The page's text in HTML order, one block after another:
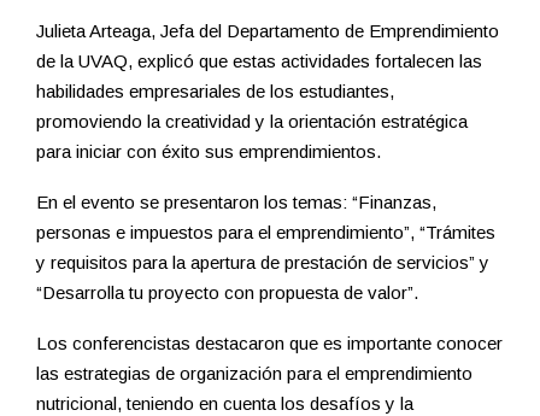
Julieta Arteaga, Jefa del Departamento de Emprendimiento
de la UVAQ, explicó que estas actividades fortalecen las
habilidades empresariales de los estudiantes,
promoviendo la creatividad y la orientación estratégica
para iniciar con éxito sus emprendimientos.
En el evento se presentaron los temas: “Finanzas,
personas e impuestos para el emprendimiento”, “Trámites
y requisitos para la apertura de prestación de servicios” y
“Desarrolla tu proyecto con propuesta de valor”.
Los conferencistas destacaron que es importante conocer
las estrategias de organización para el emprendimiento
nutricional, teniendo en cuenta los desafíos y la